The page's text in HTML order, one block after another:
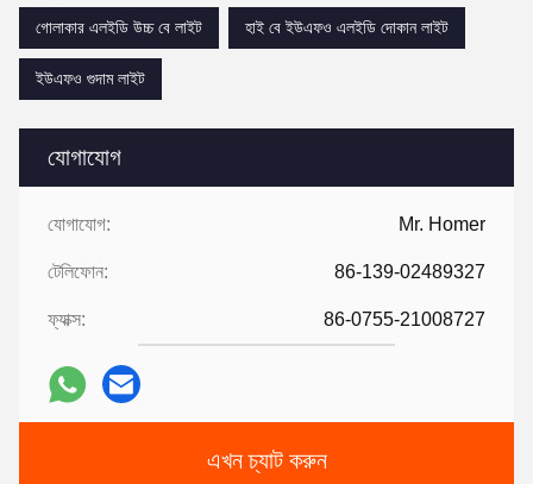
যোগাযোগ
যোগাযোগ: Mr. Homer
টেলিফোন: 86-139-02489327
ফ্যাক্স: 86-0755-21008727
এখন চ্যাট করুন
গোলাকার এলইডি উচ্চ বে লাইট
হাই বে ইউএফও এলইডি দোকান লাইট
ইউএফও গুদাম লাইট